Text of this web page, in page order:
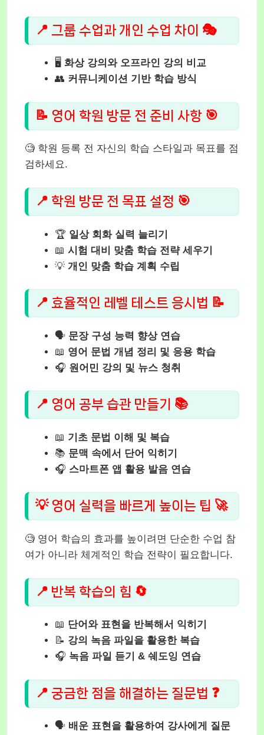
📍 그룹 수업과 개인 수업 차이 🎭
🖥️ 화상 강의와 오프라인 강의 비교
👥 커뮤니케이션 기반 학습 방식
📝 영어 학원 방문 전 준비 사항 🎯
🧐 학원 등록 전 자신의 학습 스타일과 목표를 점
검하세요.
📍 학원 방문 전 목표 설정 🎯
🏆 일상 회화 실력 늘리기
📖 시험 대비 맞춤 학습 전략 세우기
💡 개인 맞춤 학습 계획 수립
📍 효율적인 레벨 테스트 응시법 📝
🗣️ 문장 구성 능력 향상 연습
📖 영어 문법 개념 정리 및 응용 학습
🎧 원어민 강의 및 뉴스 청취
📍 영어 공부 습관 만들기 📚
📖 기초 문법 이해 및 복습
📚 문맥 속에서 단어 익히기
🎧 스마트폰 앱 활용 발음 연습
💡 영어 실력을 빠르게 높이는 팁 🚀
🧐 영어 학습의 효과를 높이려면 단순한 수업 참
여가 아니라 체계적인 학습 전략이 필요합니다.
📍 반복 학습의 힘 🔄
📖 단어와 표현을 반복해서 익히기
📝 강의 녹음 파일을 활용한 복습
🎧 녹음 파일 듣기 & 쉐도잉 연습
📍 궁금한 점을 해결하는 질문법 ❓
🗣️ 배운 표현을 활용하여 강사에게 질문